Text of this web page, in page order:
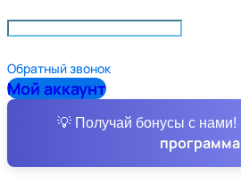
Обратный звонок
Мой аккаунт
💡 Получай бонусы с нами!
программа